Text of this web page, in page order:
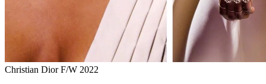
Christian Dior F/W 2022